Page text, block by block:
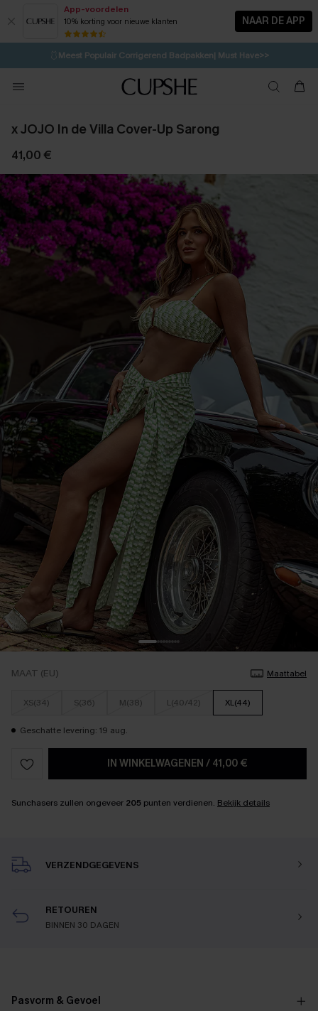
App-voordelen
10% korting voor nieuwe klanten NAAR DE APP
⚡️LAATSTE KANS | Tot 50% korting>>
🩱Meest Populair Corrigerend Badpakken| Must Have>>
💌Abonneer je & ontvang tot 15% korting>>
Koop 3, krijg 15% korting | CODE: SW15
x JOJO In de Villa Cover-Up Sarong
41,00 €
MAAT (EU) Maattabel
XS(34) S(36) M(38) L(40/42) XL(44)
Geschatte levering: 19 aug.
IN WINKELWAGENEN / 41,00 €
Sunchasers zullen ongeveer 205 punten verdienen. Bekijk details
VERZENDGEGEVENS
RETOUREN
BINNEN 30 DAGEN
Pasvorm & Gevoel